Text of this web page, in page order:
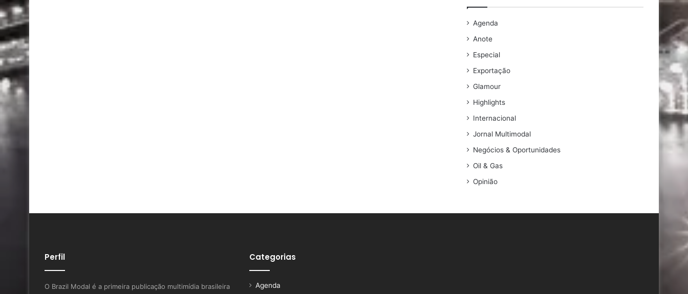
Agenda
Anote
Especial
Exportação
Glamour
Highlights
Internacional
Jornal Multimodal
Negócios & Oportunidades
Oil & Gas
Opinião
Perfil
O Brazil Modal é a primeira publicação multimídia brasileira
Categorias
Agenda